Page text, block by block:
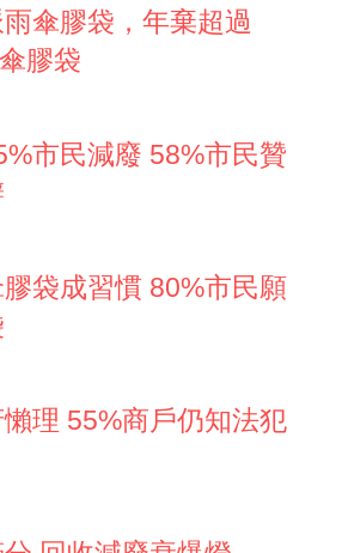
傘膠袋，年棄超過
膠袋
市民減廢 58%市民贊
袋成習慣 80%市民願
理 55%商戶仍知法犯